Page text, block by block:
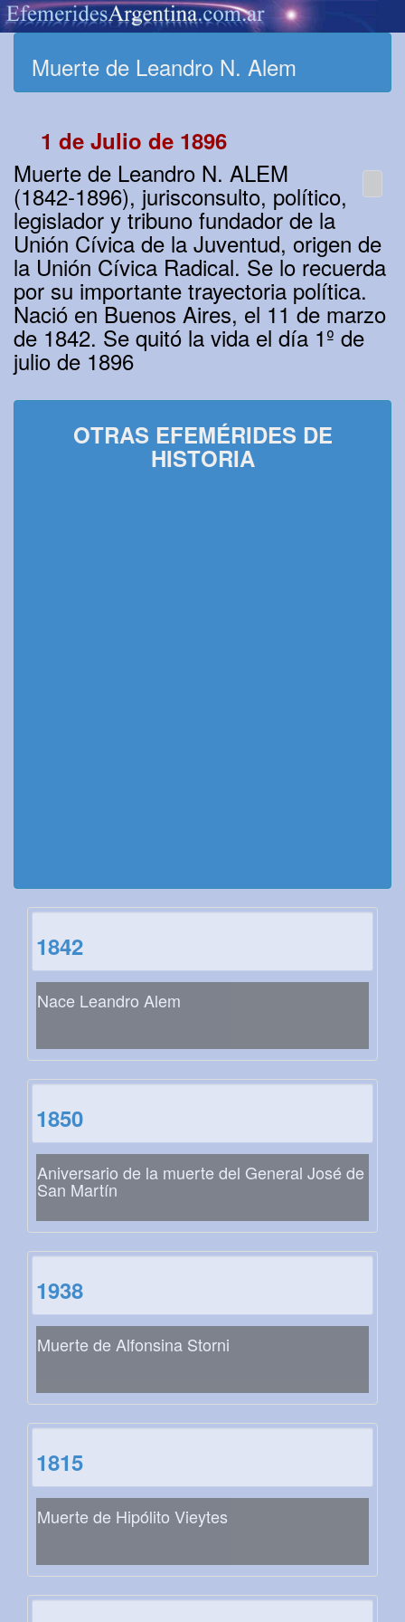
Muerte de Leandro N. Alem
1 de Julio de 1896
Muerte de Leandro N. ALEM
(1842-1896), jurisconsulto, político,
legislador y tribuno fundador de la
Unión Cívica de la Juventud, origen de
la Unión Cívica Radical. Se lo recuerda
por su importante trayectoria política.
Nació en Buenos Aires, el 11 de marzo
de 1842. Se quitó la vida el día 1º de
julio de 1896
OTRAS EFEMÉRIDES DE
HISTORIA
1842
Nace Leandro Alem
1850
Aniversario de la muerte del General José de
San Martín
1938
Muerte de Alfonsina Storni
1815
Muerte de Hipólito Vieytes